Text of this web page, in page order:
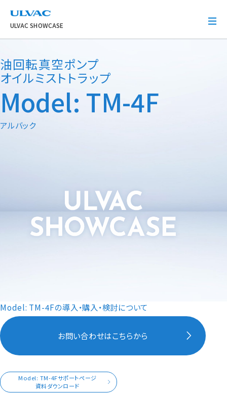
ULVAC
ULVAC SHOWCASE
油回転真空ポンプ
オイルミストトラップ
Model: TM-4F
アルバック
Model: TM-4Fの導入・購入・検討について
お問い合わせはこちらから
Model: TM-4Fサポートページ
資料ダウンロード